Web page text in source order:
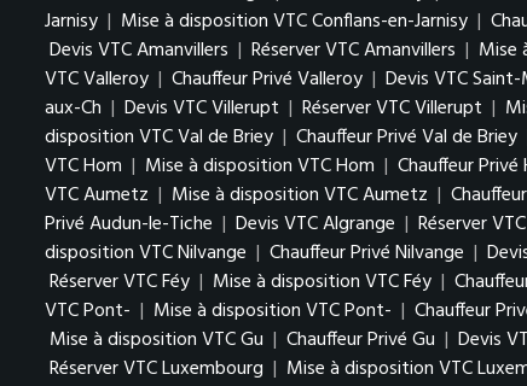
Jarnisy | Mise à disposition VTC Conflans-en-Jarnisy |
Devis VTC Amanvillers | Réserver VTC Amanvillers | Mise
VTC Valleroy | Chauffeur Privé Valleroy | Devis VTC
aux-Ch | Devis VTC Villerupt | Réserver VTC Villerupt |
disposition VTC Val de Briey | Chauffeur Privé Val de Briey
VTC Hom | Mise à disposition VTC Hom | Chauffeur Privé
VTC Aumetz | Mise à disposition VTC Aumetz |
Privé Audun-le-Tiche | Devis VTC Algrange | Réserver
disposition VTC Nilvange | Chauffeur Privé Nilvange |
Réserver VTC Féy | Mise à disposition VTC Féy |
VTC Pont- | Mise à disposition VTC Pont- | Chauffeur
Mise à disposition VTC Gu | Chauffeur Privé Gu | Devis
Réserver VTC Luxembourg | Mise à disposition VTC